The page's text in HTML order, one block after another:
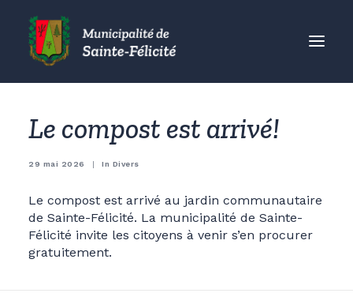
MUNICIPALITÉ
CITOYENS
ORGANISMES
ENTREPRISES
ACCUEIL
Le compost est arrivé!
29 mai 2026 | In Divers
Le compost est arrivé au jardin communautaire
de Sainte-Félicité. La municipalité de Sainte-
Félicité invite les citoyens à venir s’en procurer
gratuitement.